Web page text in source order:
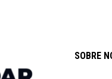
SOBRE